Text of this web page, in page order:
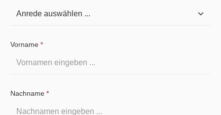
Vorname *
Nachname *